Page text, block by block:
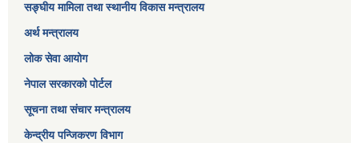
सङ्घीय मामिला तथा स्थानीय विकास मन्त्रालय
अर्थ मन्त्रालय
लोक सेवा आयोग
नेपाल सरकारको पोर्टल
सूचना तथा संचार मन्त्रालय
केन्द्रीय पन्जिकरण विभाग